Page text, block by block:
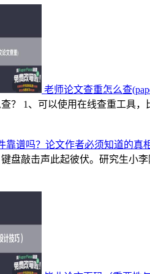
老师论文查重怎么查
？ 1、可以使用在线查重工具，
靠谱吗？论文作者必须知道的真
盘敲击声此起彼伏。研究生小